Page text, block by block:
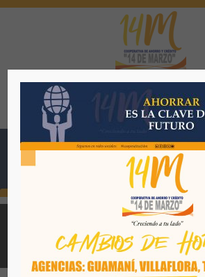
Menú
Todos los derechos reservados. Se
reproducción del mismo sin
MARZO, 2026. Quito -
Desarrollado por